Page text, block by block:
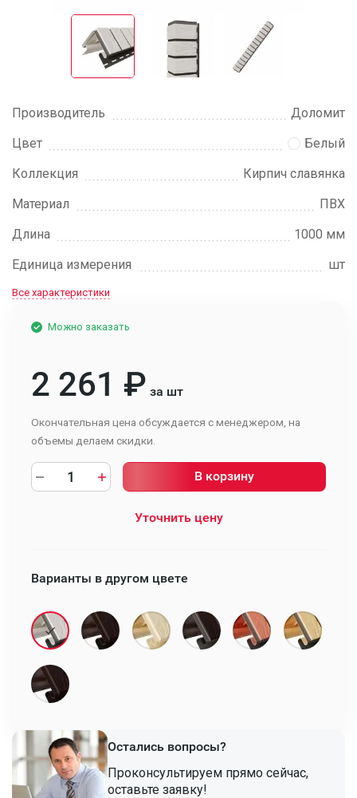
Производитель
Доломит
Цвет
Белый
Коллекция
Кирпич славянка
Материал
ПВХ
Длина
1000 мм
Единица измерения
шт
Все характеристики
Можно заказать
2 261 ₽ за шт
Окончательная цена обсуждается с менеджером, на
объемы делаем скидки.
В корзину
Уточнить цену
Варианты в другом цвете
Остались вопросы?
Проконсультируем прямо сейчас,
оставьте заявку!